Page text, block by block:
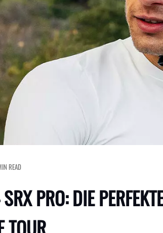
PRO: DIE
READ